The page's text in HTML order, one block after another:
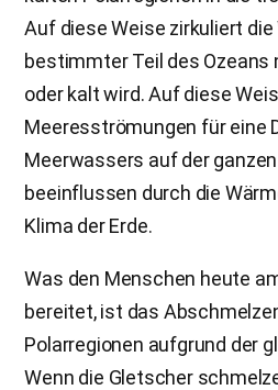
Auf diese Weise zirkuliert
bestimmter Teil des Ozeans
oder kalt wird. Auf diese
Meeresströmungen für eine
Meerwassers auf der ganzen
beeinflussen durch die
Klima der Erde.
Was den Menschen heute
bereitet, ist das
Polarregionen aufgrund der
Wenn die Gletscher